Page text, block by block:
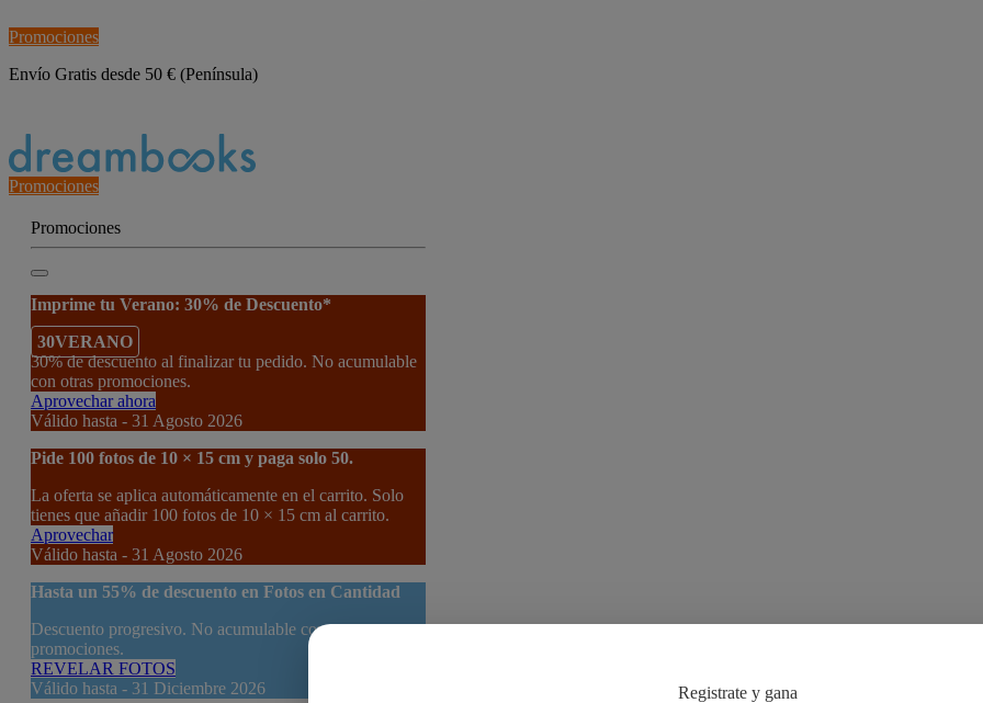
Promociones
Envío Gratis desde 50 € (Península)
Promociones
Promociones
Imprime tu Verano: 30% de Descuento*
30VERANO
30% de descuento al finalizar tu pedido. No acumulable
con otras promociones.
Aprovechar ahora
Válido hasta - 31 Agosto 2026
Pide 100 fotos de 10 × 15 cm y paga solo 50.
La oferta se aplica automáticamente en el carrito. Solo
tienes que añadir 100 fotos de 10 × 15 cm al carrito.
Aprovechar
Válido hasta - 31 Agosto 2026
Hasta un 55% de descuento en Fotos en Cantidad
Descuento progresivo. No acumulable con otras
promociones.
REVELAR FOTOS
Válido hasta - 31 Diciembre 2026
Registrate y gana